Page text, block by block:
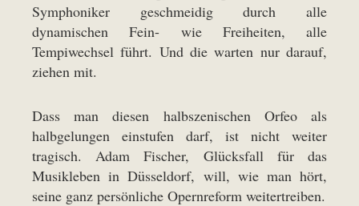
Symphoniker geschmeidig durch alle
dynamischen Fein- wie Freiheiten, alle
Tempiwechsel führt. Und die warten nur darauf,
ziehen mit.
Dass man diesen halbszenischen Orfeo als
halbgelungen einstufen darf, ist nicht weiter
tragisch. Adam Fischer, Glücksfall für das
Musikleben in Düsseldorf, will, wie man hört,
seine ganz persönliche Opernreform weitertreiben.